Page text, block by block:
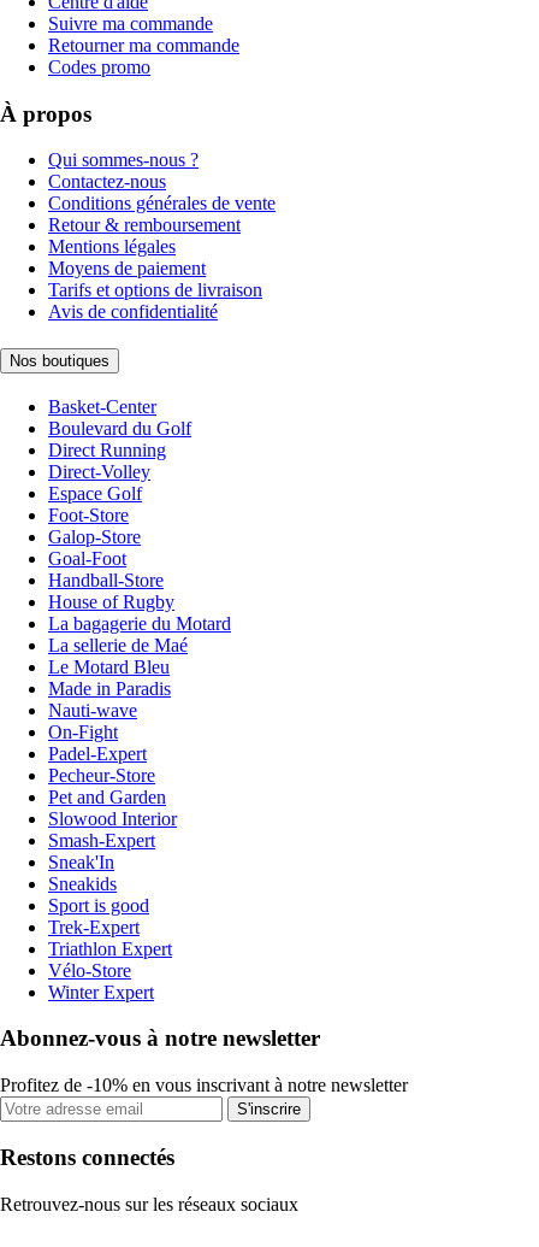
Suivre ma commande
Retourner ma commande
Codes promo
À propos
Qui sommes-nous ?
Contactez-nous
Conditions générales de vente
Retour & remboursement
Mentions légales
Moyens de paiement
Tarifs et options de livraison
Avis de confidentialité
Nos boutiques
Basket-Center
Boulevard du Golf
Direct Running
Direct-Volley
Espace Golf
Foot-Store
Galop-Store
Goal-Foot
Handball-Store
House of Rugby
La bagagerie du Motard
La sellerie de Maé
Le Motard Bleu
Made in Paradis
Nauti-wave
On-Fight
Padel-Expert
Pecheur-Store
Pet and Garden
Slowood Interior
Smash-Expert
Sneak'In
Sneakids
Sport is good
Trek-Expert
Triathlon Expert
Vélo-Store
Winter Expert
Abonnez-vous à notre newsletter
Profitez de -10% en vous inscrivant à notre newsletter
S'inscrire
Restons connectés
Retrouvez-nous sur les réseaux sociaux